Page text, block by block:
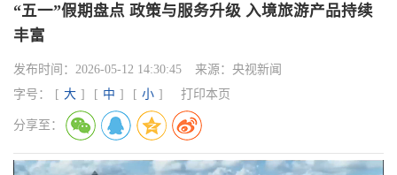
“五一”假期盘点 政策与服务升级 入境旅游产品持续
丰富
发布时间： 2026-05-12 14:30:45 来源： 央视新闻
字号：
[ 大 ] [ 中 ] [ 小 ] 打印本页
分享至：